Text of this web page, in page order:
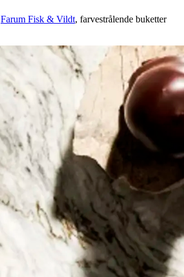
Farum Fisk & Vildt, farvestrålende buketter